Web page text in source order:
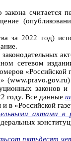
считается
за 2022 год)
сетевом
«Российской
законов
году. Все данные
в «Российской
актами в
пятьдесят